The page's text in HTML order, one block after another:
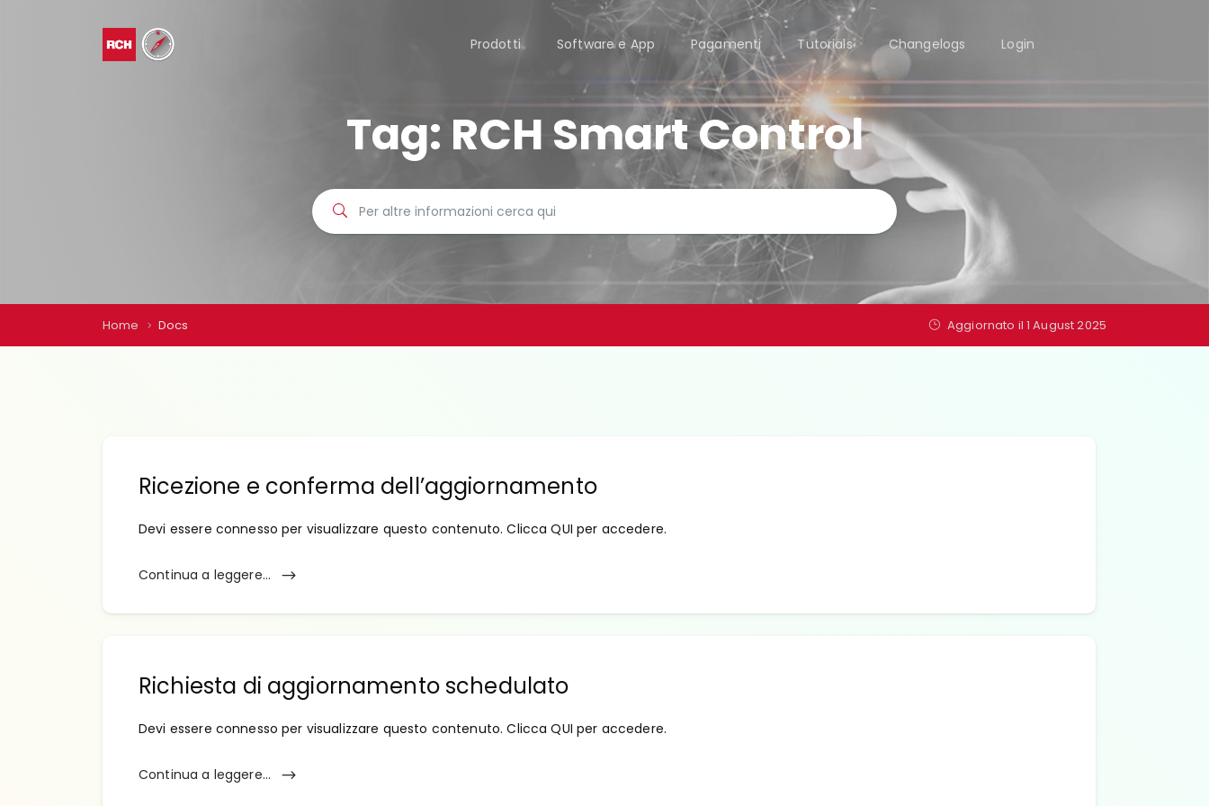
Prodotti Software e App Pagamenti Tutorials Changelogs Login
Tag: RCH Smart Control
Home Docs Aggiornato il 1 August 2025
Ricezione e conferma dell’aggiornamento
Devi essere connesso per visualizzare questo contenuto. Clicca QUI per accedere.
Continua a leggere...
Richiesta di aggiornamento schedulato
Devi essere connesso per visualizzare questo contenuto. Clicca QUI per accedere.
Continua a leggere...